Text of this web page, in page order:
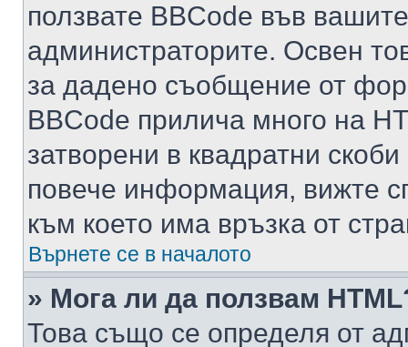
ползвате BBCode във
администраторите. Освен
за дадено съобщение от
BBCode прилича много на
затворени в квадратни
повече информация, вижте
към което има връзка от
Върнете се в началото
» Мога ли да ползвам
Това също се определя от